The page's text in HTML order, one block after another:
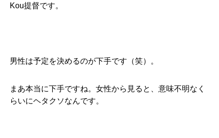
Kou提督です。
男性は予定を決めるのが下手です（笑）。
まあ本当に下手ですね。女性から見ると、意味不明なく
らいにヘタクソなんです。